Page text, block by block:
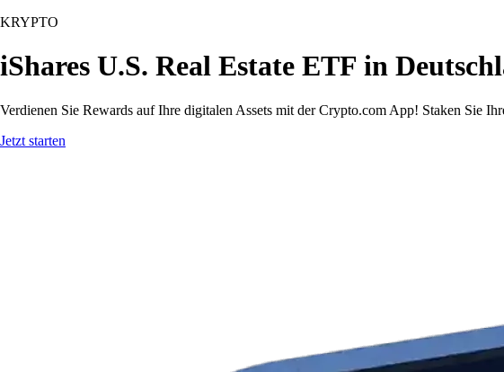
KRYPTO
iShares U.S. Real Estate ETF in
Verdienen Sie Rewards auf Ihre digitalen Assets mit der Crypto.com App! Staken Sie
Jetzt starten